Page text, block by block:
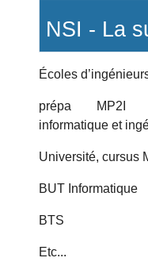
NSI - La
Écoles
prépa MP2I
informatique et
Université, cursus
BUT Informatique
BTS
Etc...